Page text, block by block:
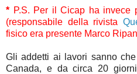
* P.S. Per il Cicap ha invece
(responsabile della rivista
fisico era presente Marco
Gli addetti ai lavori sanno
Canada, e da circa 20